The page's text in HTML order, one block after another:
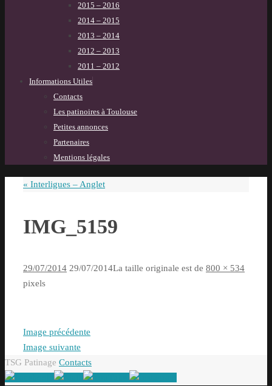
2015 – 2016
2014 – 2015
2013 – 2014
2012 – 2013
2011 – 2012
Informations Utiles
Contacts
Les patinoires à Toulouse
Petites annonces
Partenaires
Mentions légales
« Interligues – Anglet
IMG_5159
29/07/2014 29/07/2014La taille originale est de 800 × 534
pixels
Image précédente
Image suivante
TSG Patinage Contacts